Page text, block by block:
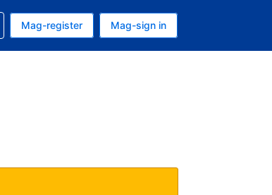
ngayon
mo ngayon
reservation mo
Mag-register Mag-sign in